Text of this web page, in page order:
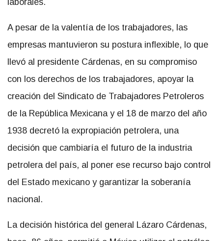
A pesar de la valentía de los trabajadores, las
empresas mantuvieron su postura inflexible, lo que
llevó al presidente Cárdenas, en su compromiso
con los derechos de los trabajadores, apoyar la
creación del Sindicato de Trabajadores Petroleros
de la República Mexicana y el 18 de marzo del año
1938 decretó la expropiación petrolera, una
decisión que cambiaría el futuro de la industria
petrolera del país, al poner ese recurso bajo control
del Estado mexicano y garantizar la soberanía
nacional.
La decisión histórica del general Lázaro Cárdenas,